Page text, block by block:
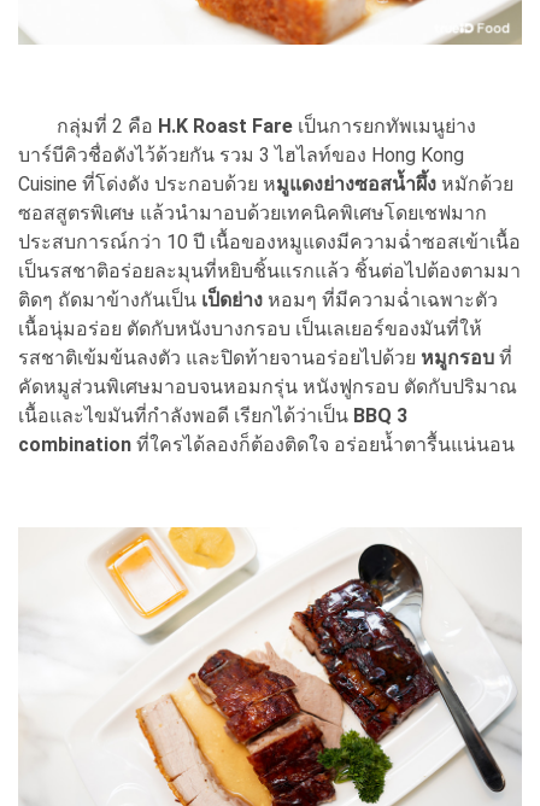
กลุ่มที่ 2 คือ H.K Roast Fare เป็นการยกทัพเมนูย่าง
บาร์บีคิวชื่อดังไว้ด้วยกัน รวม 3 ไฮไลท์ของ Hong Kong
Cuisine ที่โด่งดัง ประกอบด้วย หมูแดงย่างซอสน้ำผึ้ง หมักด้วย
ซอสสูตรพิเศษ แล้วนำมาอบด้วยเทคนิคพิเศษโดยเชฟมาก
ประสบการณ์กว่า 10 ปี เนื้อของหมูแดงมีความฉ่ำซอสเข้าเนื้อ
เป็นรสชาติอร่อยละมุนที่หยิบชิ้นแรกแล้ว ชิ้นต่อไปต้องตามมา
ติดๆ ถัดมาข้างกันเป็น เป็ดย่าง หอมๆ ที่มีความฉ่ำเฉพาะตัว
เนื้อนุ่มอร่อย ตัดกับหนังบางกรอบ เป็นเลเยอร์ของมันที่ให้
รสชาติเข้มข้นลงตัว และปิดท้ายจานอร่อยไปด้วย หมูกรอบ ที่
คัดหมูส่วนพิเศษมาอบจนหอมกรุ่น หนังฟูกรอบ ตัดกับปริมาณ
เนื้อและไขมันที่กำลังพอดี เรียกได้ว่าเป็น BBQ 3
combination ที่ใครได้ลองก็ต้องติดใจ อร่อยน้ำตารื้นแน่นอน